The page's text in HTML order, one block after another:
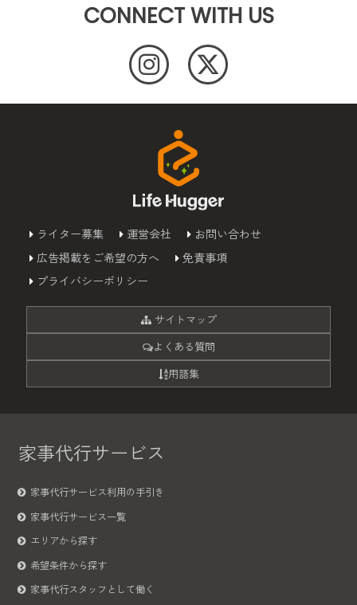
CONNECT WITH US
ライター募集 運営会社
お問い合わせ
広告掲載をご希望の方へ
免責事項
プライバシーポリシー
サイトマップ
よくある質問
用語集
家事代行サービス
家事代行サービス利用の手引き
家事代行サービス一覧
エリアから探す
希望条件から探す
家事代行スタッフとして働く